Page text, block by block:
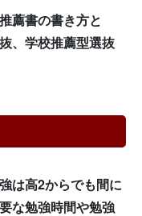
薦書の書き方と
、学校推薦型選抜
は高2からでも間に
な勉強時間や勉強